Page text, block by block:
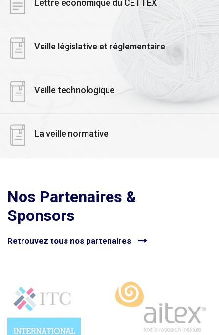
Lettre économique du CETTEX
Veille législative et réglementaire
Veille technologique
La veille normative
Nos Partenaires &
Sponsors
Retrouvez tous nos partenaires